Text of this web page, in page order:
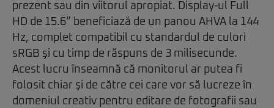
prezent sau din viitorul apropiat. Display-ul Full
HD de 15.6” beneficiază de un panou AHVA la 144
Hz, complet compatibil cu standardul de culori
sRGB şi cu timp de răspuns de 3 milisecunde.
Acest lucru înseamnă că monitorul ar putea fi
folosit chiar şi de către cei care vor să lucreze în
domeniul creativ pentru editare de fotografii sau